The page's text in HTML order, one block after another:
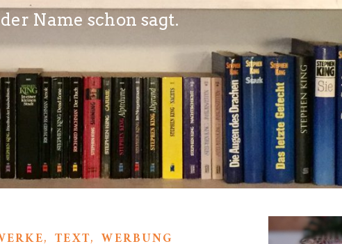
Name schon sagt.
,TEXT,WERBUNG